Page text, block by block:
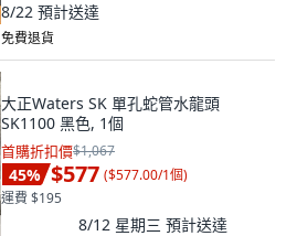
8/22 預計送達
免費退貨
大正Waters SK 單孔蛇管水龍頭
SK1100 黑色, 1個
首購折扣價$1,067
45% $577 ($577.00/1個)
運費 $195
8/12 星期三 預計送達